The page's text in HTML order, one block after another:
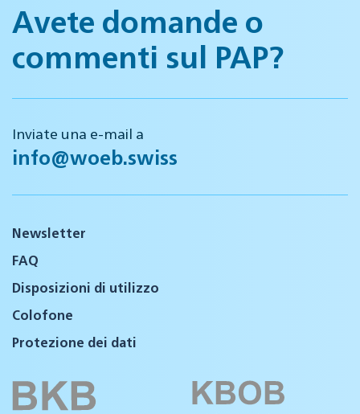
Avete domande o
commenti sul PAP?
Inviate una e-mail a
info@woeb.swiss
Newsletter
FAQ
Disposizioni di utilizzo
Colofone
Protezione dei dati